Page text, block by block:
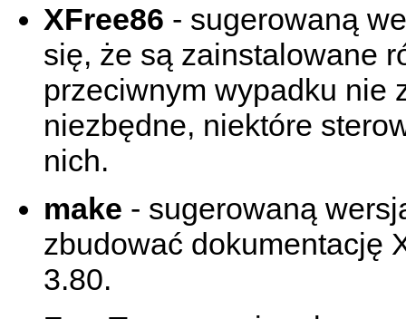
XFree86 - sugerowaną
się, że są zainstalowane
przeciwnym wypadku nie
niezbędne, niektóre
nich.
make - sugerowaną
zbudować dokumentację
3.80.